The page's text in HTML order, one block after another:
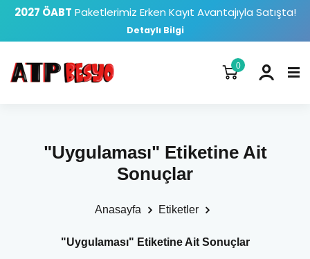
2027 ÖABT Paketlerimiz Erken Kayıt Avantajıyla Satışta!
Detaylı Bilgi
0
"Uygulaması" Etiketine Ait
Sonuçlar
Anasayfa Etiketler
"Uygulaması" Etiketine Ait Sonuçlar